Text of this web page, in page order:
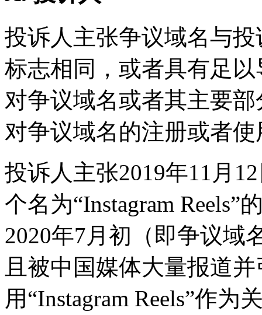
投诉人主张争议域名与
标志相同，或者具有足
对争议域名或者其主要
对争议域名的注册或者
投诉人主张2019年11月
个名为“Instagram
2020年7月初（即争议域
且被中国媒体大量报道
用“Instagram Reels”作